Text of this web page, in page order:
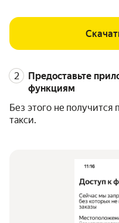
Предоставьте
функциям
Без этого не получится
такси.